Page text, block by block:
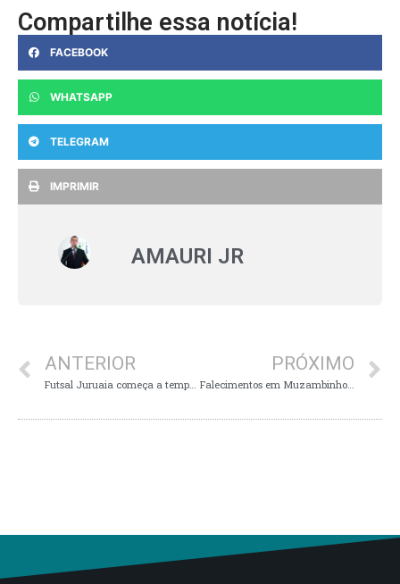
Compartilhe essa notícia!
FACEBOOK
WHATSAPP
TELEGRAM
IMPRIMIR
AMAURI JR
ANTERIOR
Futsal Juruaia começa a temporada com vitória
PRÓXIMO
Falecimentos em Muzambinho: Nice